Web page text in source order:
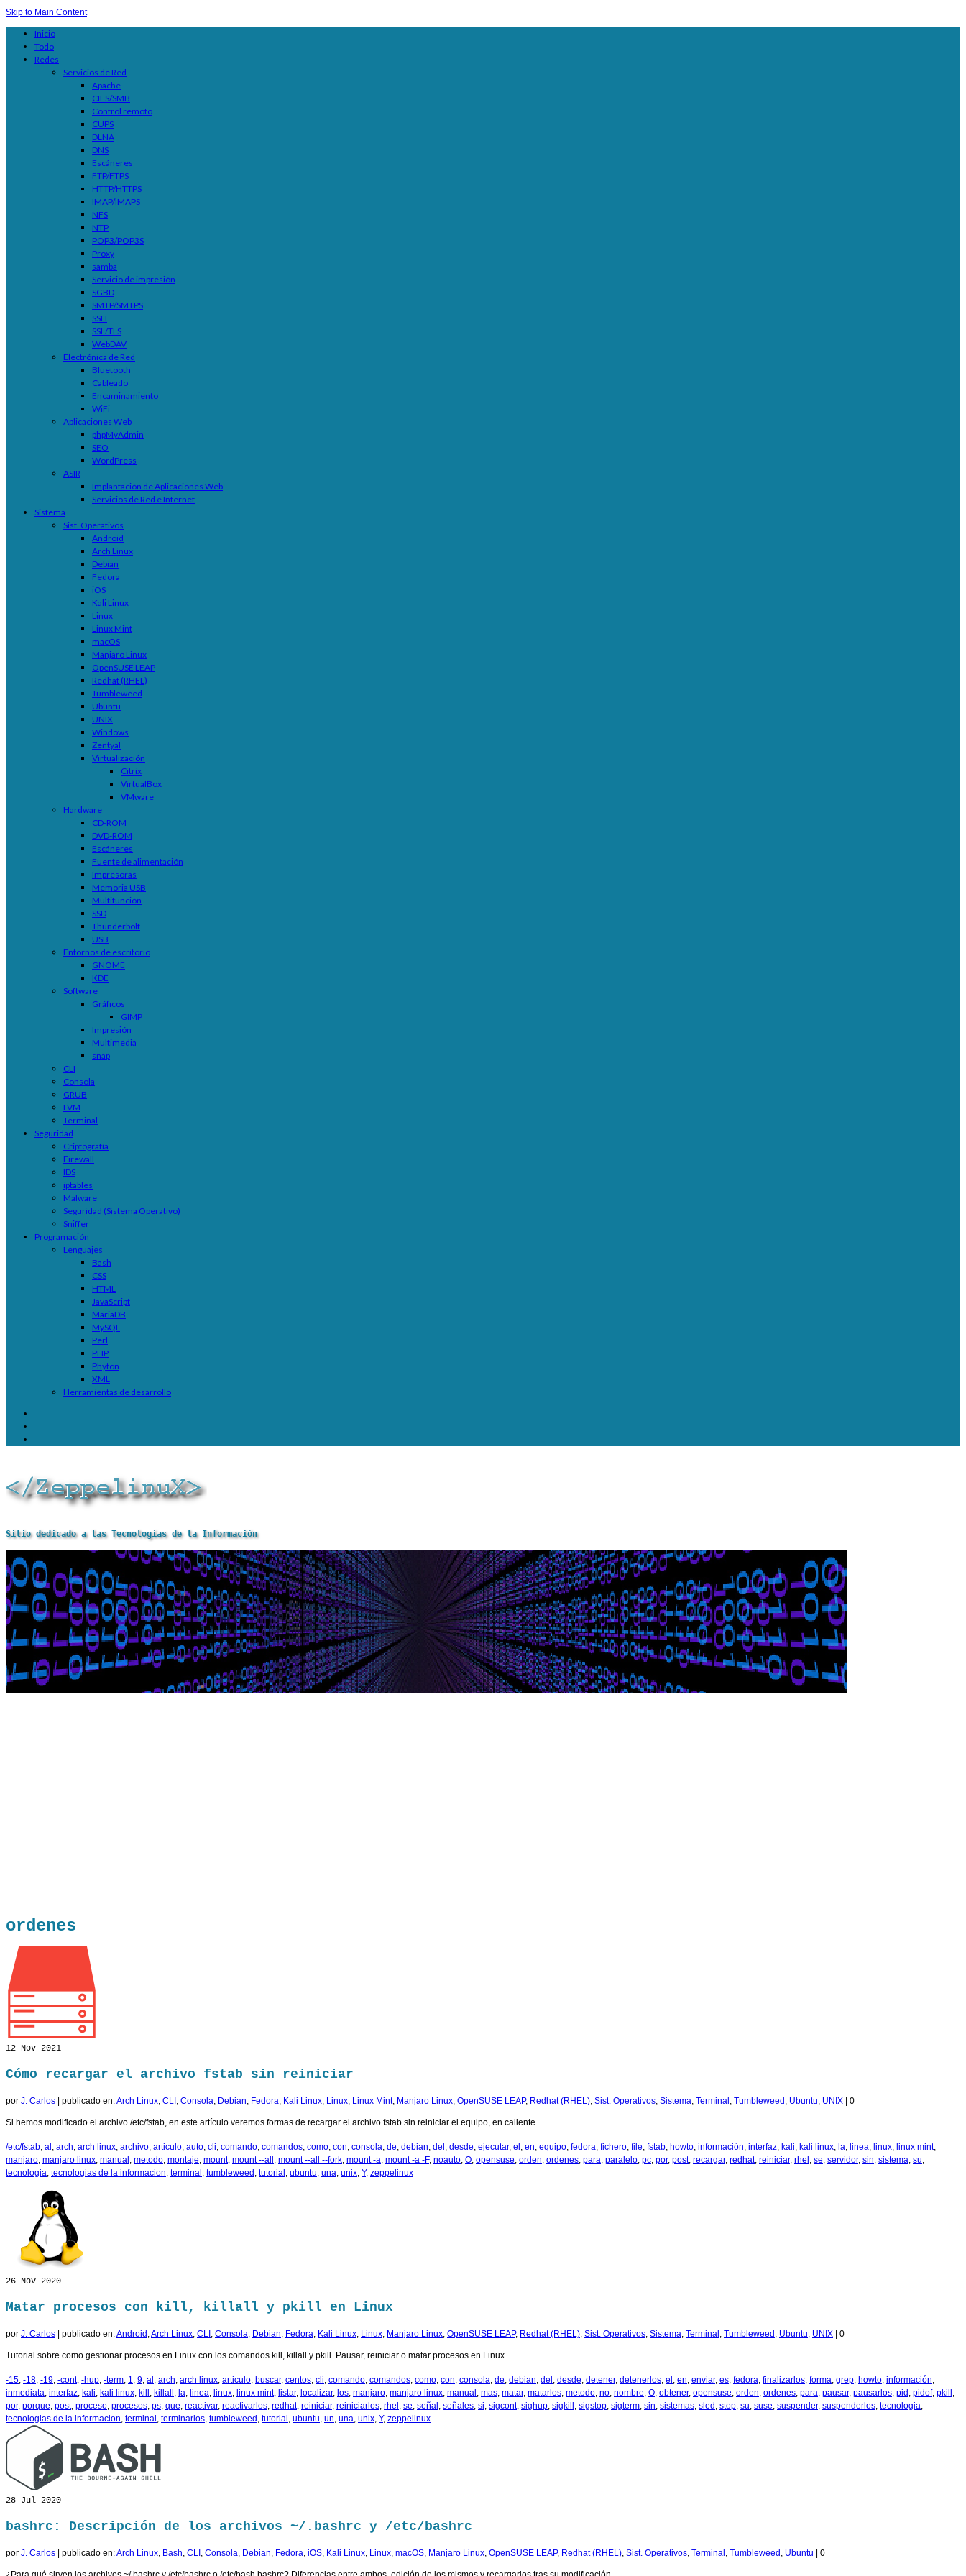
Skip to Main Content
Inicio
Todo
Redes
Servicios de Red
Apache
CIFS/SMB
Control remoto
CUPS
DLNA
DNS
Escáneres
FTP/FTPS
HTTP/HTTPS
IMAP/IMAPS
NFS
NTP
POP3/POP3S
Proxy
samba
Servicio de impresión
SGBD
SMTP/SMTPS
SSH
SSL/TLS
WebDAV
Electrónica de Red
Bluetooth
Cableado
Encaminamiento
WiFi
Aplicaciones Web
phpMyAdmin
SEO
WordPress
ASIR
Implantación de Aplicaciones Web
Servicios de Red e Internet
Sistema
Sist. Operativos
Android
Arch Linux
Debian
Fedora
iOS
Kali Linux
Linux
Linux Mint
macOS
Manjaro Linux
OpenSUSE LEAP
Redhat (RHEL)
Tumbleweed
Ubuntu
UNIX
Windows
Zentyal
Virtualización
Citrix
VirtualBox
VMware
Hardware
CD-ROM
DVD-ROM
Escáneres
Fuente de alimentación
Impresoras
Memoria USB
Multifunción
SSD
Thunderbolt
USB
Entornos de escritorio
GNOME
KDE
Software
Gráficos
GIMP
Impresión
Multimedia
snap
CLI
Consola
GRUB
LVM
Terminal
Seguridad
Criptografía
Firewall
IDS
iptables
Malware
Seguridad (Sistema Operativo)
Sniffer
Programación
Lenguajes
Bash
CSS
HTML
JavaScript
MariaDB
MySQL
Perl
PHP
Phyton
XML
Herramientas de desarrollo
Sitio dedicado a las Tecnologías de la Información
ordenes
12 Nov 2021
Cómo recargar el archivo fstab sin reiniciar
por J. Carlos publicado en:Arch Linux, CLI , Consola, Debian, Fedora, Kali Linux, Linux, Linux Mint, Manjaro Linux, OpenSUSE LEAP, Redhat (RHEL), Sist. Operativos, Sistema, Terminal , Tumbleweed , Ubuntu, UNIX 0
Si hemos modificado el archivo /etc/fstab, en este artículo veremos formas de recargar el archivo fstab sin reiniciar el equipo, en caliente.
/etc/fstab, al , arch, arch linux, archivo, articulo, auto, cli, comando, comandos, como, con, consola, de, debian, del , desde, ejecutar, el , en, equipo, fedora, fichero, file, fstab, howto, información, interfaz, kali, kali linux, la, linea, linux, linux mint,
manjaro, manjaro linux, manual , metodo, montaje, mount, mount --all , mount --all --fork, mount -a, mount -a -F, noauto, O, opensuse, orden, ordenes, para, paralelo, pc, por, post, recargar, redhat, reiniciar, rhel , se, servidor, sin, sistema, su,
tecnologia, tecnologias de la informacion, terminal , tumbleweed , tutorial , ubuntu, una, unix, Y, zeppelinux
26 Nov 2020
Matar procesos con kill, killall y pkill en Linux
por J. Carlos publicado en:Android ,Arch Linux, CLI , Consola, Debian, Fedora, Kali Linux, Linux, Manjaro Linux, OpenSUSE LEAP, Redhat (RHEL), Sist. Operativos, Sistema, Terminal , Tumbleweed , Ubuntu, UNIX 0
Tutorial sobre como gestionar procesos en Linux con los comandos kill, killall y pkill. Pausar, reiniciar o matar procesos en Linux.
-15, -18, -19, -cont, -hup, -term, 1, 9, al , arch, arch linux, articulo, buscar, centos, cli, comando, comandos, como, con, consola, de, debian, del , desde, detener, detenerlos, el , en, enviar, es, fedora, finalizarlos, forma, grep, howto, información,
inmediata, interfaz, kali, kali linux, kill , killall , la, linea, linux, linux mint, listar, localizar, los, manjaro, manjaro linux, manual , mas, matar, matarlos, metodo, no, nombre, O, obtener, opensuse, orden, ordenes, para, pausar, pausarlos, pid , pidof, pkill ,
por, porque, post, proceso, procesos, ps, que, reactivar, reactivarlos, redhat, reiniciar, reiniciarlos, rhel , se, señal , señales, si, sigcont, sighup, sigkill , sigstop, sigterm, sin, sistemas, sled , stop, su, suse, suspender, suspenderlos, tecnologia,
tecnologias de la informacion, terminal , terminarlos, tumbleweed , tutorial , ubuntu, un, una, unix, Y, zeppelinux
28 Jul 2020
bashrc: Descripción de los archivos ~/.bashrc y /etc/bashrc
por J. Carlos | publicado en:Arch Linux Bash CLI Consola Debian Fedora iOS Kali Linux Linux macOS Manjaro Linux OpenSUSE LEAP, Redhat (RHEL) Sist. Operativos Terminal Tumbleweed Ubuntu | 0